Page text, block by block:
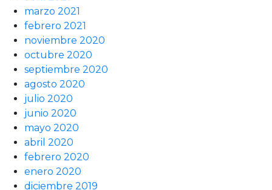
marzo 2021
febrero 2021
noviembre 2020
octubre 2020
septiembre 2020
agosto 2020
julio 2020
junio 2020
mayo 2020
abril 2020
febrero 2020
enero 2020
diciembre 2019